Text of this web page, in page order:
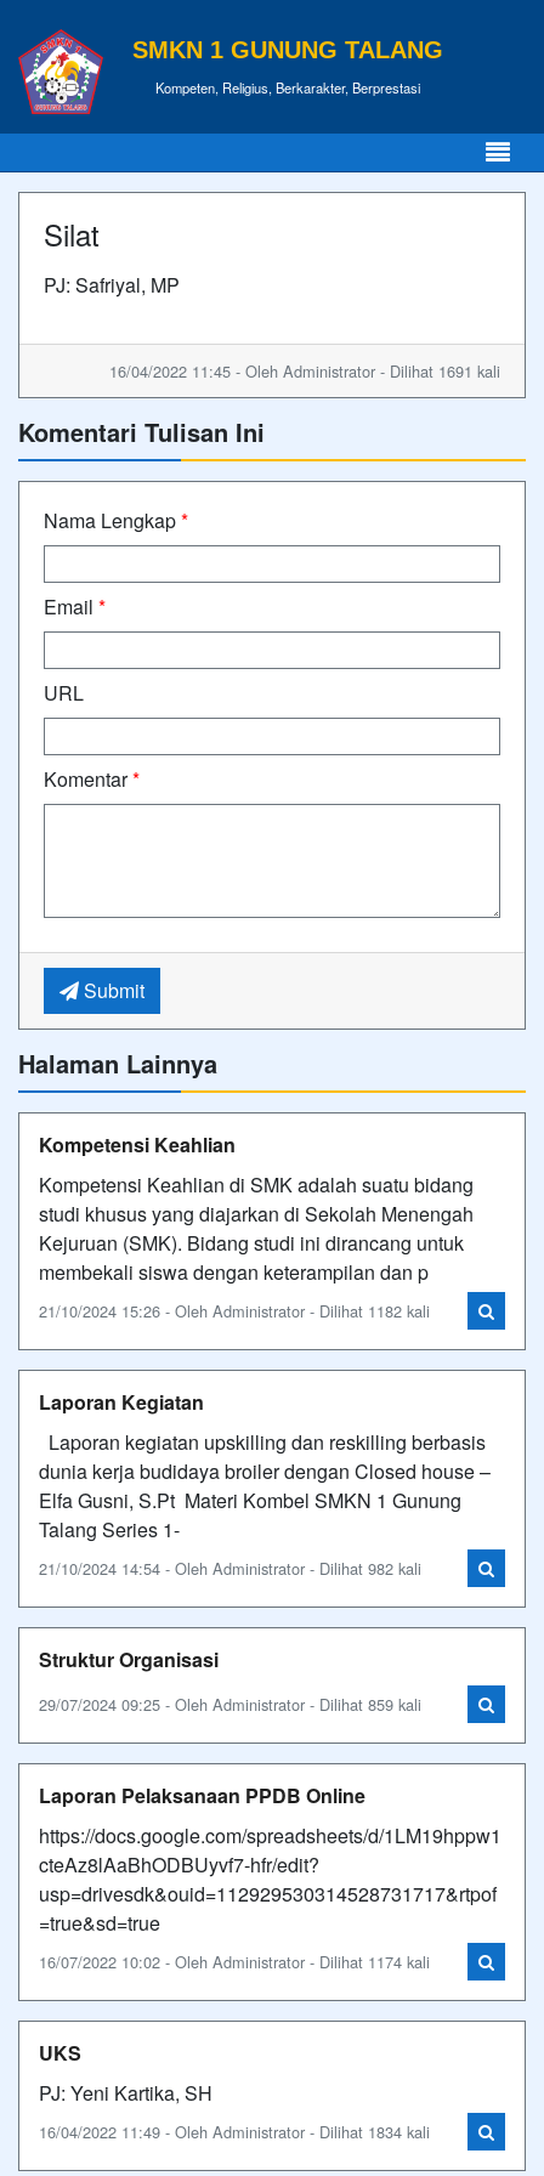
SMKN 1 GUNUNG TALANG
Kompeten, Religius, Berkarakter, Berprestasi
Silat
PJ: Safriyal, MP
16/04/2022 11:45 - Oleh Administrator - Dilihat 1691 kali
Komentari Tulisan Ini
Nama Lengkap*
Email *
URL
Komentar*
Submit
Halaman Lainnya
Kompetensi Keahlian
Kompetensi Keahlian di SMK adalah suatu bidang
studi khusus yang diajarkan di Sekolah Menengah
Kejuruan (SMK). Bidang studi ini dirancang untuk
membekali siswa dengan keterampilan dan p
21/10/2024 15:26 - Oleh Administrator - Dilihat 1182 kali
Laporan Kegiatan
Laporan kegiatan upskilling dan reskilling berbasis
dunia kerja budidaya broiler dengan Closed house –
Elfa Gusni, S.Pt Materi Kombel SMKN 1 Gunung
Talang Series 1-
21/10/2024 14:54 - Oleh Administrator - Dilihat 982 kali
Struktur Organisasi
29/07/2024 09:25 - Oleh Administrator - Dilihat 859 kali
Laporan Pelaksanaan PPDB Online
https://docs.google.com/spreadsheets/d/1LM19hppw1
cteAz8lAaBhODBUyvf7-hfr/edit?
usp=drivesdk&ouid=112929530314528731717&rtpof
=true&sd=true
16/07/2022 10:02 - Oleh Administrator - Dilihat 1174 kali
UKS
PJ: Yeni Kartika, SH
16/04/2022 11:49 - Oleh Administrator - Dilihat 1834 kali